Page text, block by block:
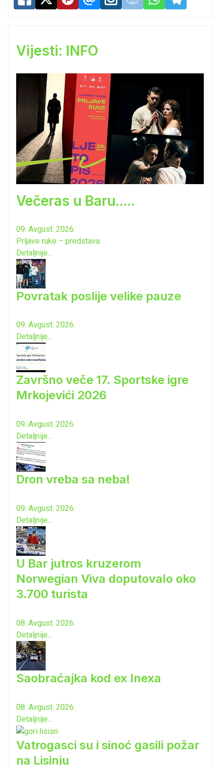
Vijesti: INFO
Večeras u Baru.....
09. Avgust. 2026.
Prljave ruke – predstava.
Detaljnije...
Povratak poslije velike pauze
09. Avgust. 2026.
Detaljnije...
Završno veče 17. Sportske igre
Mrkojevići 2026
09. Avgust. 2026.
Detaljnije...
Dron vreba sa neba!
09. Avgust. 2026.
Detaljnije...
U Bar jutros kruzerom
Norwegian Viva doputovalo oko
3.700 turista
08. Avgust. 2026.
Detaljnije...
Saobraćajka kod ex Inexa
08. Avgust. 2026.
Detaljnije...
Vatrogasci su i sinoć gasili požar
na Lisinju